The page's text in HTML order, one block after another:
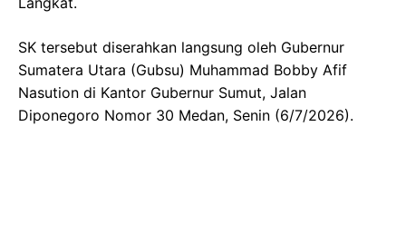
SK tersebut diserahkan langsung oleh Gubernur
Sumatera Utara (Gubsu) Muhammad Bobby Afif
Nasution di Kantor Gubernur Sumut, Jalan
Diponegoro Nomor 30 Medan, Senin (6/7/2026).